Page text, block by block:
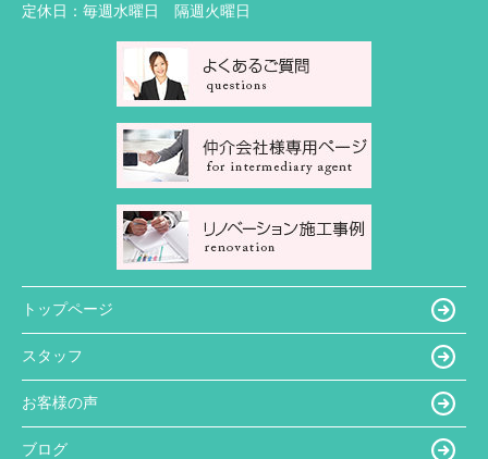
定休日： 毎週水曜日 隔週火曜日
トップページ
スタッフ
お客様の声
ブログ